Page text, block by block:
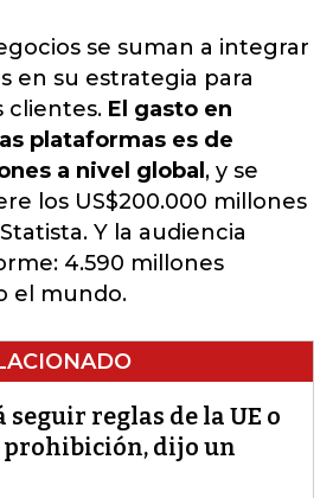
se suman a integrar
en su estrategia para
clientes. El gasto en
plataformas es de
a nivel global , y se
los US$200.000 millones
Y la audiencia
4.590 millones
el mundo.
reglas de la UE o
dijo un